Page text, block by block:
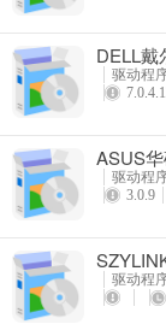
DELL戴
驱动程
ASUS
驱动程
3.0.9
驱动程